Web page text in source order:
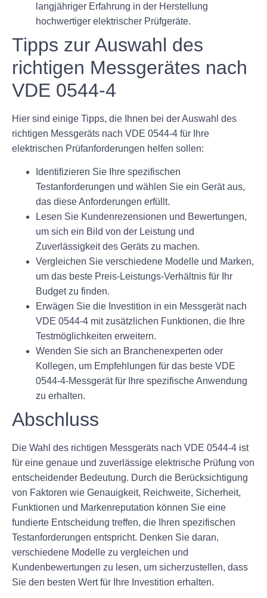
langjähriger Erfahrung in der Herstellung
hochwertiger elektrischer Prüfgeräte.
Tipps zur Auswahl des
richtigen Messgerätes nach
VDE 0544-4
Hier sind einige Tipps, die Ihnen bei der Auswahl des
richtigen Messgeräts nach VDE 0544-4 für Ihre
elektrischen Prüfanforderungen helfen sollen:
Identifizieren Sie Ihre spezifischen
Testanforderungen und wählen Sie ein Gerät aus,
das diese Anforderungen erfüllt.
Lesen Sie Kundenrezensionen und Bewertungen,
um sich ein Bild von der Leistung und
Zuverlässigkeit des Geräts zu machen.
Vergleichen Sie verschiedene Modelle und Marken,
um das beste Preis-Leistungs-Verhältnis für Ihr
Budget zu finden.
Erwägen Sie die Investition in ein Messgerät nach
VDE 0544-4 mit zusätzlichen Funktionen, die Ihre
Testmöglichkeiten erweitern.
Wenden Sie sich an Branchenexperten oder
Kollegen, um Empfehlungen für das beste VDE
0544-4-Messgerät für Ihre spezifische Anwendung
zu erhalten.
Abschluss
Die Wahl des richtigen Messgeräts nach VDE 0544-4 ist
für eine genaue und zuverlässige elektrische Prüfung von
entscheidender Bedeutung. Durch die Berücksichtigung
von Faktoren wie Genauigkeit, Reichweite, Sicherheit,
Funktionen und Markenreputation können Sie eine
fundierte Entscheidung treffen, die Ihren spezifischen
Testanforderungen entspricht. Denken Sie daran,
verschiedene Modelle zu vergleichen und
Kundenbewertungen zu lesen, um sicherzustellen, dass
Sie den besten Wert für Ihre Investition erhalten.